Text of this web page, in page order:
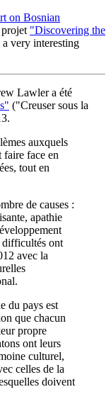
on Bosnian
"Discovering the
very interesting
Lawler a été
("Creuser sous la
auxquels
faire face en
tout en
de causes :
apathie
difficultés ont
avec la
du pays est
que chacun
propre
ont leurs
culturel,
celles de la
doivent